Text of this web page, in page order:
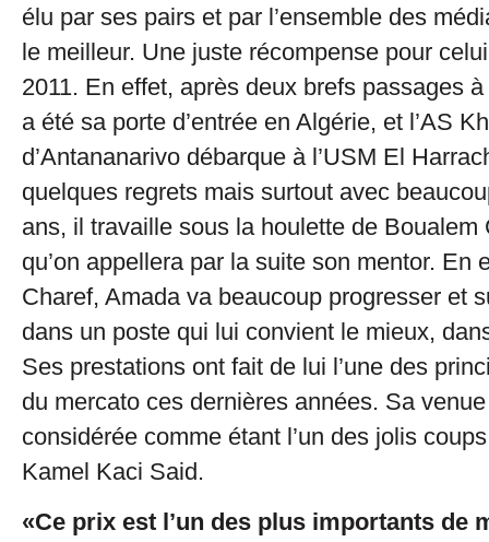
élu par ses pairs et par l’ensemble des
le meilleur. Une juste récompense pour
2011. En effet, après deux brefs passages
a été sa porte d’entrée en Algérie, et l’AS
d’Antananarivo débarque à l’USM El
quelques regrets mais surtout avec
ans, il travaille sous la houlette de Boualem
qu’on appellera par la suite son mentor. En
Charef, Amada va beaucoup progresser et
dans un poste qui lui convient le mieux,
Ses prestations ont fait de lui l’une des
du mercato ces dernières années. Sa
considérée comme étant l’un des jolis
Kamel Kaci Said.
«Ce prix est l’un des plus importants de